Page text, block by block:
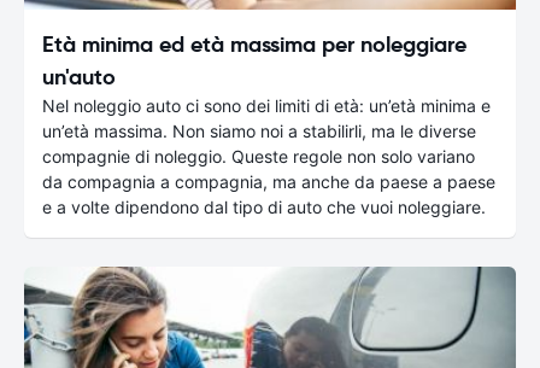
Età minima ed età massima per noleggiare
un'auto
Nel noleggio auto ci sono dei limiti di età: un’età minima e
un’età massima. Non siamo noi a stabilirli, ma le diverse
compagnie di noleggio. Queste regole non solo variano
da compagnia a compagnia, ma anche da paese a paese
e a volte dipendono dal tipo di auto che vuoi noleggiare.